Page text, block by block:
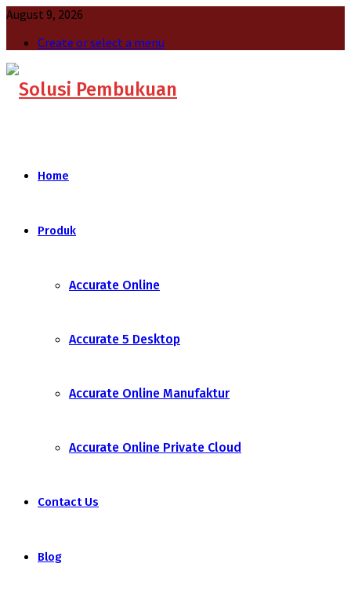
August 9, 2026
Create or select a menu
Home
Produk
Accurate Online
Accurate 5 Desktop
Accurate Online Manufaktur
Accurate Online Private Cloud
Contact Us
Blog